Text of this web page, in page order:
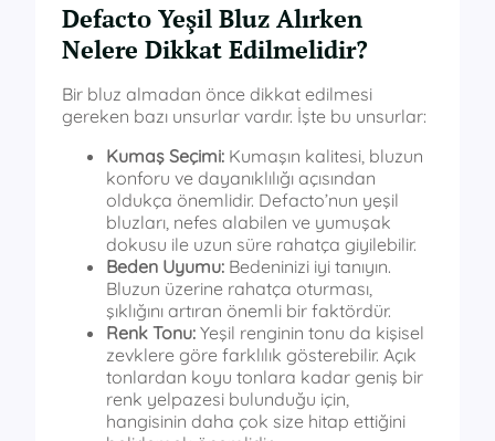
Defacto Yeşil Bluz Alırken
Nelere Dikkat Edilmelidir?
Bir bluz almadan önce dikkat edilmesi
gereken bazı unsurlar vardır. İşte bu unsurlar:
Kumaş Seçimi: Kumaşın kalitesi, bluzun
konforu ve dayanıklılığı açısından
oldukça önemlidir. Defacto’nun yeşil
bluzları, nefes alabilen ve yumuşak
dokusu ile uzun süre rahatça giyilebilir.
Beden Uyumu: Bedeninizi iyi tanıyın.
Bluzun üzerine rahatça oturması,
şıklığını artıran önemli bir faktördür.
Renk Tonu: Yeşil renginin tonu da kişisel
zevklere göre farklılık gösterebilir. Açık
tonlardan koyu tonlara kadar geniş bir
renk yelpazesi bulunduğu için,
hangisinin daha çok size hitap ettiğini